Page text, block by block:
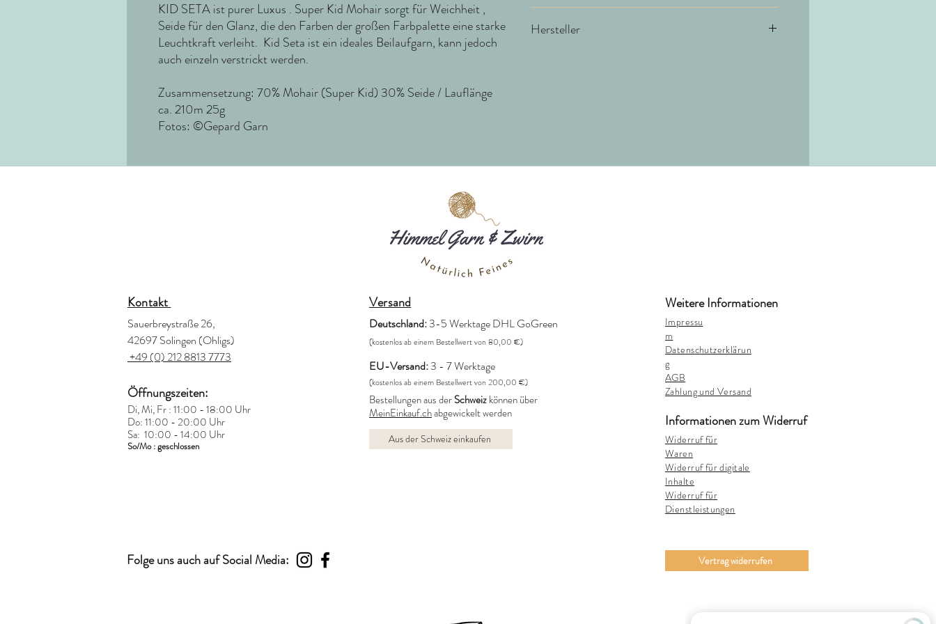
KID SETA ist purer Luxus . Super Kid Mohair sorgt für Weichheit ,
Seide für den Glanz, die den Farben der großen Farbpalette eine starke
Leuchtkraft verleiht. Kid Seta ist ein ideales Beilaufgarn, kann jedoch
auch einzeln verstrickt werden.
Zusammensetzung: 70% Mohair (Super Kid) 30% Seide / Lauflänge
ca. 210m 25g
Fotos: ©Gepard Garn
Hersteller
Kontakt
Sauerbreystraße 26,
42697 Solingen (Ohligs)
+49 (0) 212 8813 7773
Öffnungszeiten:
Di, Mi, Fr : 11:00 - 18:00 Uhr
Do: 11:00 - 20:00 Uhr
Sa: 10:00 - 14:00 Uhr
So/Mo : geschlossen
Folge uns auch auf Social Media:
Versand
Deutschland:3-5 Werktage DHL GoGreen
(kostenlos ab einem Bestellwert von 80,00 €)
EU-Versand:3 - 7 Werktage
(kostenlos ab einem Bestellwert von 200,00 €)
Bestellungen aus derSchweizkönnen über
MeinEinkauf.chabgewickelt werden
Aus der Schweiz einkaufen
Weitere Informationen
Impressu
m
Datenschutzerklärun
g
AGB
Zahlung und Versand
Informationen zum Widerruf
Widerruf für
Waren
Widerruf für digitale
Inhalte
Widerruf für
Dienstleistungen
Vertrag widerrufen